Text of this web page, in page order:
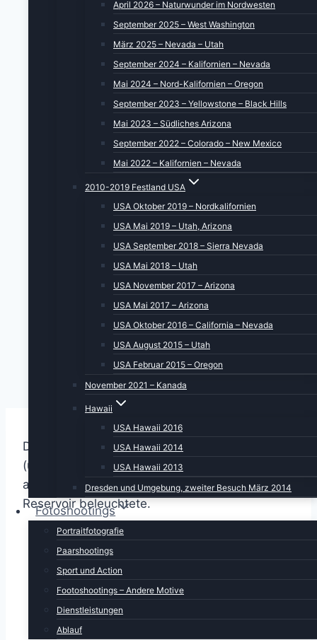
April 2026 – Naturwunder im Nordwesten
September 2025 – West Washington
März 2025 – Nevada – Utah
September 2024 – Kalifornien – Nevada
Mai 2024 – Nord-Kalifornien – Oregon
September 2023 – Yellowstone – Black Hills
Mai 2023 – Südliches Arizona
September 2022 – Colorado – New Mexico
Mai 2022 – Kalifornien – Nevada
2010-2019 Festland USA
USA Oktober 2019 – Nordkalifornien
USA Mai 2019 – Utah, Arizona
USA September 2018 – Sierra Nevada
USA Mai 2018 – Utah
USA November 2017 – Arizona
USA Mai 2017 – Arizona
USA Oktober 2016 – California – Nevada
USA August 2015 – Utah
USA Februar 2015 – Oregon
November 2021 – Kanada
Hawaii
USA Hawaii 2016
USA Hawaii 2014
USA Hawaii 2013
Dresden und Umgebung, zweiter Besuch März 2014
Fotoshootings
Portraitfotografie
Paarshootings
Sport und Action
Footoshootings – Andere Motive
Dienstleistungen
Ablauf
Dillon ist gemütlich. Nach einer kühlen Nacht
(unter warmen Decken) konnten wir vom Bett
aus sehen, wie die Sonne langsam das Dillon
Reservoir beleuchtete.